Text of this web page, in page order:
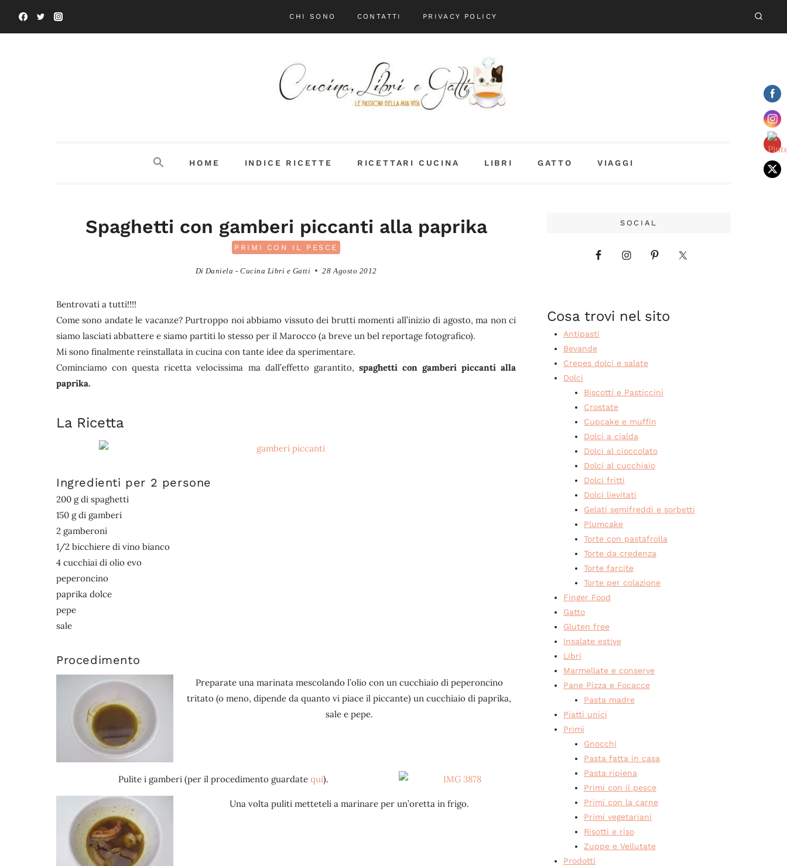
CHI SONO CONTATTI PRIVACY POLICY
HOME INDICE RICETTE RICETTARI CUCINA LIBRI GATTO VIAGGI
Spaghetti con gamberi piccanti alla paprika
PRIMI CON IL PESCE
Di Daniela - Cucina Libri e Gatti 28 Agosto 2012
Bentrovati a tutti!!!!
Come sono andate le vacanze? Purtroppo noi abbiamo vissuto dei brutti momenti all’inizio di agosto, ma non ci
siamo lasciati abbattere e siamo partiti lo stesso per il Marocco (a breve un bel reportage fotografico).
Mi sono finalmente reinstallata in cucina con tante idee da sperimentare.
Cominciamo con questa ricetta velocissima ma dall’effetto garantito, spaghetti con gamberi piccanti alla
paprika.
La Ricetta
Ingredienti per 2 persone
200 g di spaghetti
150 g di gamberi
2 gamberoni
1/2 bicchiere di vino bianco
4 cucchiai di olio evo
peperoncino
paprika dolce
pepe
sale
Procedimento
Preparate una marinata mescolando l’olio con un cucchiaio di peperoncino
tritato (o meno, dipende da quanto vi piace il piccante) un cucchiaio di paprika,
sale e pepe.
Pulite i gamberi (per il procedimento guardate qui).
Una volta puliti metteteli a marinare per un’oretta in frigo.
SOCIAL
Cosa trovi nel sito
Antipasti
Bevande
Crepes dolci e salate
Dolci
Biscotti e Pasticcini
Crostate
Cupcake e muffin
Dolci a cialda
Dolci al cioccolato
Dolci al cucchiaio
Dolci fritti
Dolci lievitati
Gelati semifreddi e sorbetti
Plumcake
Torte con pastafrolla
Torte da credenza
Torte farcite
Torte per colazione
Finger Food
Gatto
Gluten free
Insalate estive
Libri
Marmellate e conserve
Pane Pizza e Focacce
Pasta madre
Piatti unici
Primi
Gnocchi
Pasta fatta in casa
Pasta ripiena
Primi con il pesce
Primi con la carne
Primi vegetariani
Risotti e riso
Zuppe e Vellutate
Prodotti